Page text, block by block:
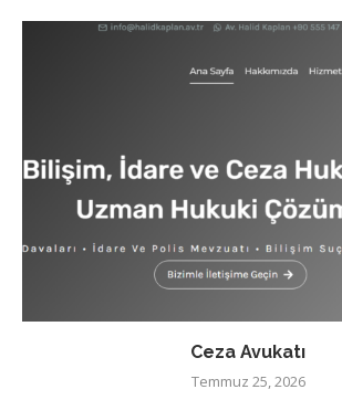
Ceza Avukatı
Temmuz 25, 2026